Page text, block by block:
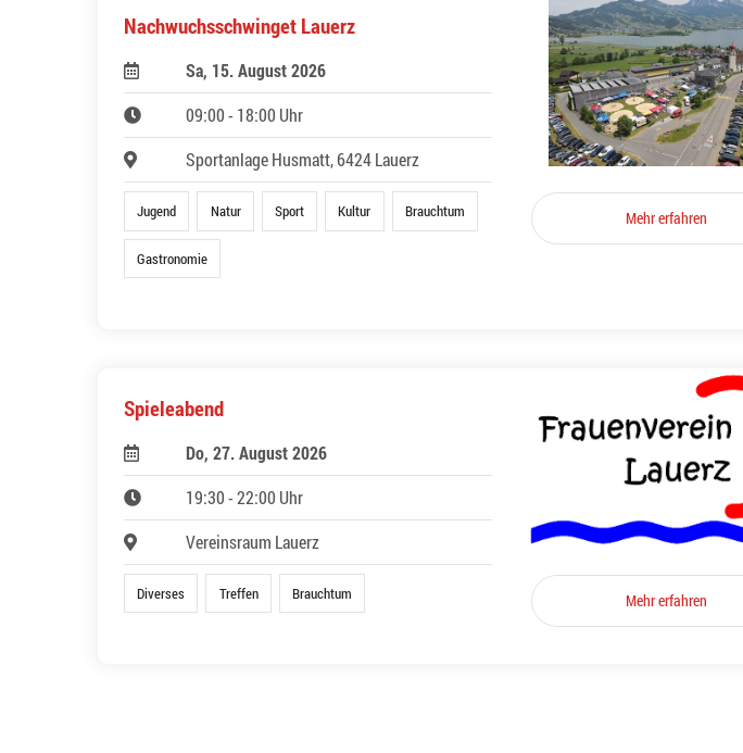
Nachwuchsschwinget Lauerz
Sa, 15. August 2026
09:00 - 18:00 Uhr
Sportanlage Husmatt, 6424 Lauerz
Jugend Natur Sport Kultur Brauchtum
Gastronomie
Mehr erfahren
Spieleabend
Do, 27. August 2026
19:30 - 22:00 Uhr
Vereinsraum Lauerz
Diverses Treffen Brauchtum Mehr erfahren